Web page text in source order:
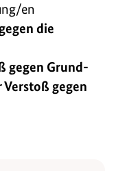
en
die
gegen Grund-
gegen